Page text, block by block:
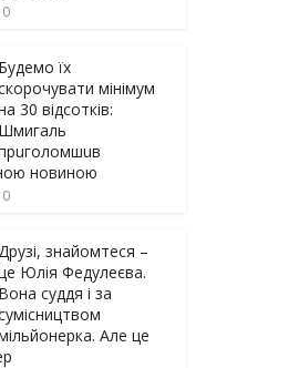
0
Будемо їх
мінімум
30 відсотків:
Шмигаль
новиною
0
знайомтеся –
Юлія Федулеєва.
Вона суддя і за
Але це